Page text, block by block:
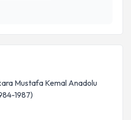
Mustafa Kemal Anadolu
1987)